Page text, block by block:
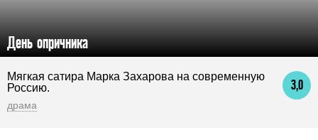
День опричника
3,0
Мягкая сатира Марка Захарова на современную
Россию.
драма